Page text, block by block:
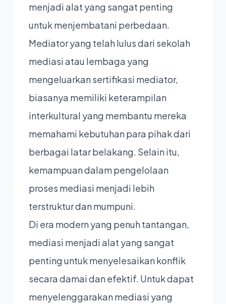
menjadi alat yang sangat penting
untuk menjembatani perbedaan.
Mediator yang telah lulus dari sekolah
mediasi atau lembaga yang
mengeluarkan sertifikasi mediator,
biasanya memiliki keterampilan
interkultural yang membantu mereka
memahami kebutuhan para pihak dari
berbagai latar belakang. Selain itu,
kemampuan dalam pengelolaan
proses mediasi menjadi lebih
terstruktur dan mumpuni.
Di era modern yang penuh tantangan,
mediasi menjadi alat yang sangat
penting untuk menyelesaikan konflik
secara damai dan efektif. Untuk dapat
menyelenggarakan mediasi yang